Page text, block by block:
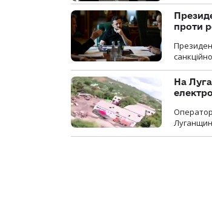
проти
На